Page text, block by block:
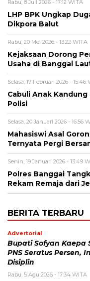
Rabu, 8 Juli 2026 - 17:12 WITA
LHP BPK Ungkap
Dikpora Balut
Rabu, 20 Mei 2026 - 13:22 WITA
Kejaksaan Dorong
Usaha di Banggai
Selasa, 17 Februari 2026 - 15:46
Cabuli Anak
Polisi
Selasa, 20 Januari 2026 - 16:56
Mahasiswi Asal
Ternyata Pergi
Senin, 19 Januari 2026 - 13:49
Polres Banggai
Rekam Remaja dari
BERITA TERBARU
Advertorial
Bupati Sofyan Kaepa
PNS Seratus Persen,
Disiplin
Rabu, 5 Agu 2026 - 17:34 WITA